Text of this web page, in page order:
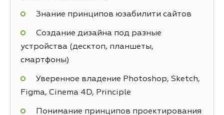
Знание принципов юзабилити сайтов
Создание дизайна под разные
устройства (десктоп, планшеты,
смартфоны)
Уверенное владение Photoshop, Sketch,
Figma, Cinema 4D, Principle
Понимание принципов проектирования